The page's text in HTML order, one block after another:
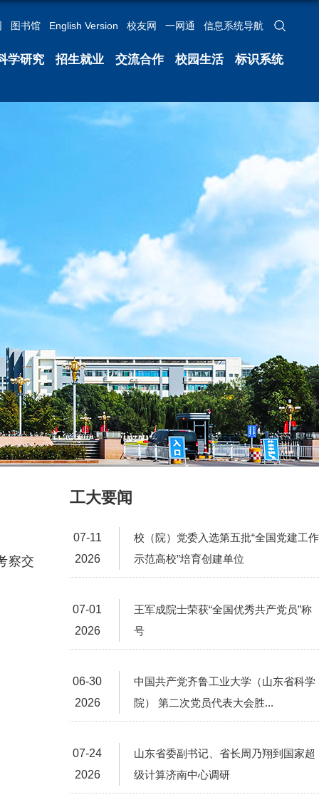
图书馆 English Version 校友网 一网通 信息系统导航
学研究 招生就业 交流合作 校园生活 标识系统
察交
工大要闻
07-11
2026
校（院）党委入选第五批“全国党建工作
示范高校”培育创建单位
07-01
2026
王军成院士荣获“全国优秀共产党员”称
号
06-30
2026
中国共产党齐鲁工业大学（山东省科学
院） 第二次党员代表大会胜...
07-24
2026
山东省委副书记、省长周乃翔到国家超
级计算济南中心调研